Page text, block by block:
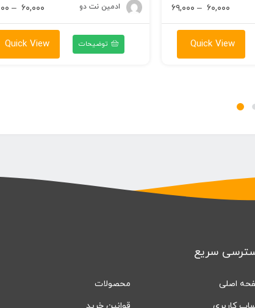
۶۰,۰۰۰ – ۶۹,۰۰۰
محدوده
قیمت:
۶۰,۰۰۰ تومان
Quick View
ادمین نت دو ۶۰,۰۰۰ –
توضیحات Quick View
سریع
اصلی
محصولات